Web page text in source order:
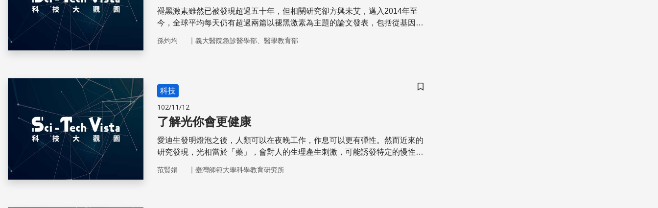
褪黑激素雖然已被發現超過五十年，但相關研究卻方興未艾，邁入2014年至
今，全球平均每天仍有超過兩篇以褪黑激素為主題的論文發表，包括從基因調
衰老醫學的腳步，可見褪黑激素在生物醫學發展上的潛力不容忽視
孫灼均 ｜ 義大醫院急診醫學部、醫學教育部
儲存書籤
科技
102/11/12
了解光你會更健康
愛迪生發明燈泡之後，人類可以在夜晚工作，作息可以更有彈性。然而近來的
研究發現，光相當於「藥」，會對人的生理產生刺激，可能誘發特定的慢性
范賢娟 ｜ 臺灣師範大學科學教育研究所